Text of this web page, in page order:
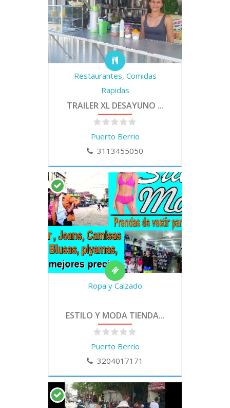
Restaurantes, Comidas
Rapidas
TRAILER XL DESAYUNO ...
Puerto Berrio
3113455050
Ropa y Calzado
ESTILO Y MODA TIENDA...
Puerto Berrio
3204017171